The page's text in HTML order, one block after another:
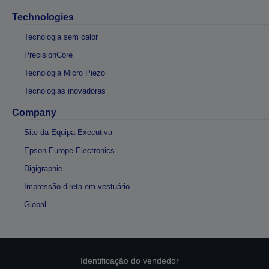
Technologies
Tecnologia sem calor
PrecisionCore
Tecnologia Micro Piezo
Tecnologias inovadoras
Company
Site da Equipa Executiva
Epson Europe Electronics
Digigraphie
Impressão direta em vestuário
Global
Identificação do vendedor